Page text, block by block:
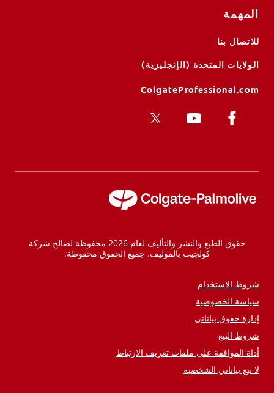
المهمة
للاتصال بنا
الولايات المتحدة (الإنجليزية)
ColgateProfessional.com
حقوق الطبع والنشر والتأليف لعام 2026 محفوظة لصالح شركة
كولجيت بالموليف. جميع الحقوق محفوظة.
شروط الاستخدام
سياسة الخصوصية
إدارة حقوق بياناتي
شروط البيع
أداة الموافقة على ملفات تعريف الارتباط
لا تبع بياناتي الشخصية